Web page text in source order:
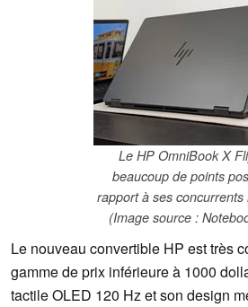
Le HP OmniBook X
beaucoup de points
rapport à ses concurrents
(Image source :
Le nouveau convertible HP est très
gamme de prix inférieure à 1000
tactile OLED 120 Hz et son design